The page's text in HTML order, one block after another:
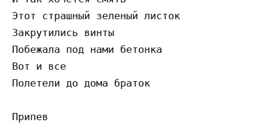
Этот страшный зеленый листок
Закрутились винты
Побежала под нами бетонка
Вот и все
Полетели до дома браток
Припев